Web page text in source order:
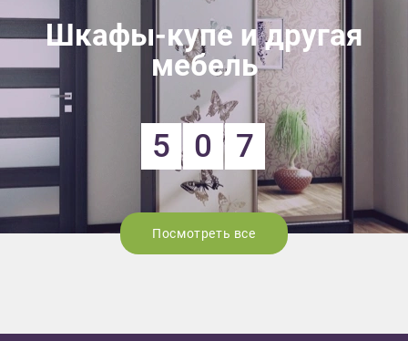
Шкафы-купе и другая
мебель
5 0 7
Посмотреть все